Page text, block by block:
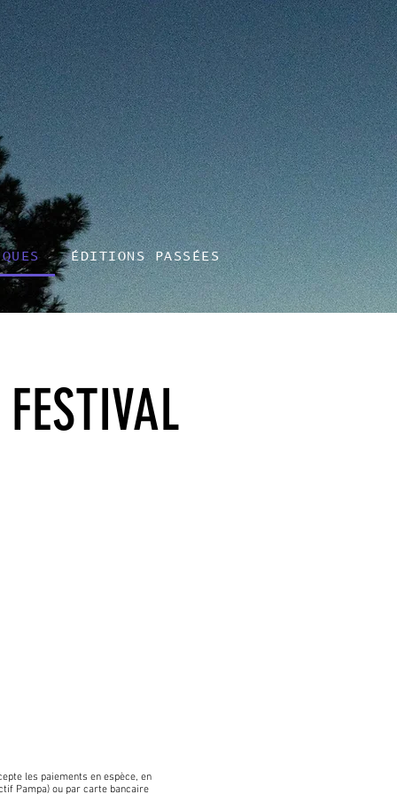
ÉDITIONS PASSÉES
les paiements en espèce, en
Pampa) ou par carte bancaire